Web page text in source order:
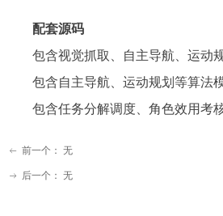
配套源码
包含视觉抓取、自主导航、运动
包含自主导航、运动规划等算法
包含任务分解调度、角色效用考
ꂃ 前一个： 无
ꁹ 后一个： 无